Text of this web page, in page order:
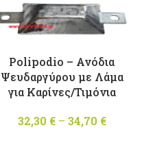
Polipodio – Ανόδια
Ψευδαργύρου με Λάμα
για Καρίνες/Τιμόνια
32,30 € – 34,70 €